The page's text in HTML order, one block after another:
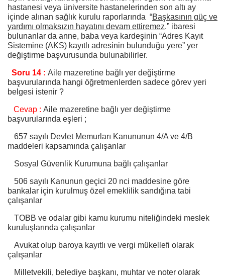
hastanesi veya üniversite hastanelerinden son altı ay
içinde alınan sağlık kurulu raporlarında “Başkasının güç ve
yardımı olmaksızın hayatını devam ettiremez.” ibaresi
bulunanlar da anne, baba veya kardeşinin “Adres Kayıt
Sistemine (AKS) kayıtlı adresinin bulunduğu yere” yer
değiştirme başvurusunda bulunabilirler.
Soru 14 : Aile mazeretine bağlı yer değiştirme
başvurularında hangi öğretmenlerden sadece görev yeri
belgesi istenir ?
Cevap : Aile mazeretine bağlı yer değiştirme
başvurularında eşleri ;
657 sayılı Devlet Memurları Kanununun 4/A ve 4/B
maddeleri kapsamında çalışanlar
Sosyal Güvenlik Kurumuna bağlı çalışanlar
506 sayılı Kanunun geçici 20 nci maddesine göre
bankalar için kurulmuş özel emeklilik sandığına tabi
çalışanlar
TOBB ve odalar gibi kamu kurumu niteliğindeki meslek
kuruluşlarında çalışanlar
Avukat olup baroya kayıtlı ve vergi mükellefi olarak
çalışanlar
Milletvekili, belediye başkanı, muhtar ve noter olarak